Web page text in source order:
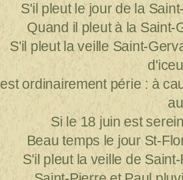
S'il pleut le jour de la
Quand il pleut à la
S'il pleut la veille Saint-
est ordinairement périe : à
Si le 18 juin est
Beau temps le jour St-
S'il pleut la veille de